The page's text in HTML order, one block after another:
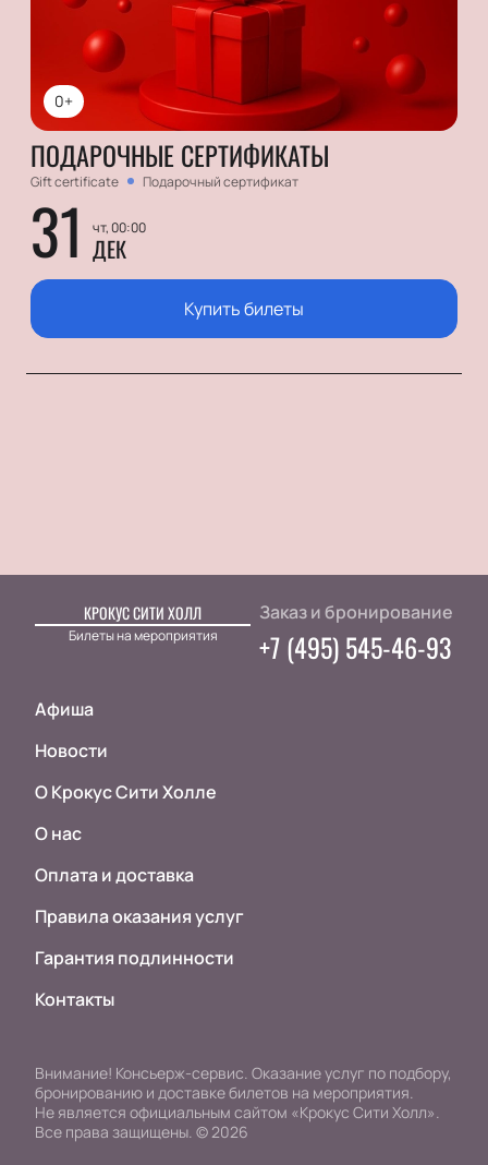
0+
ПОДАРОЧНЫЕ СЕРТИФИКАТЫ
Gift certificate Подарочный сертификат
31 чт, 00:00
ДЕК
Купить билеты
КРОКУС СИТИ ХОЛЛ
Билеты на мероприятия
Афиша
Новости
О Крокус Сити Холле
О нас
Оплата и доставка
Правила оказания услуг
Гарантия подлинности
Контакты
Заказ и бронирование
+7 (495) 545-46-93
Внимание! Консьерж-сервис. Оказание услуг по подбору,
бронированию и доставке билетов на мероприятия.
Не является официальным сайтом «Крокус Сити Холл».
Все права защищены. ©2026